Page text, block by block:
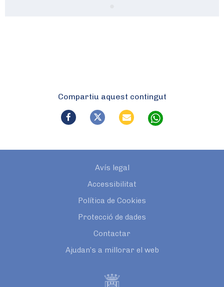
Compartiu aquest contingut
Avís legal
Accessibilitat
Política de Cookies
Protecció de dades
Contactar
Ajudan’s a millorar el web